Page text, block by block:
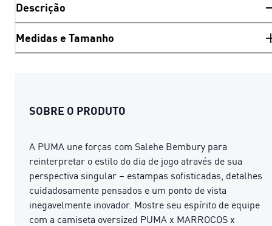
Descrição
Medidas e Tamanho
SOBRE O PRODUTO
A PUMA une forças com Salehe Bembury para
reinterpretar o estilo do dia de jogo através de sua
perspectiva singular – estampas sofisticadas, detalhes
cuidadosamente pensados ​​e um ponto de vista
inegavelmente inovador. Mostre seu espírito de equipe
com a camiseta oversized PUMA x MARROCOS x